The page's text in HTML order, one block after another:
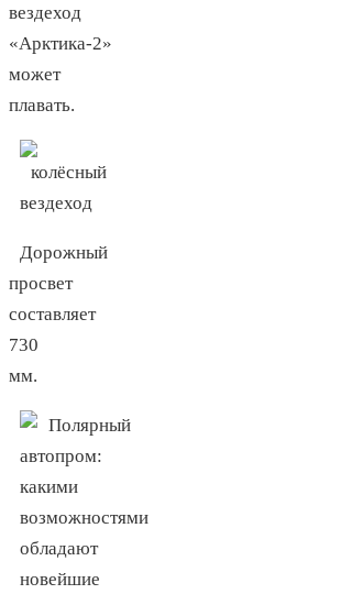
вездеход
«Арктика-2»
может
плавать.
Дорожный
просвет
составляет
730
мм.